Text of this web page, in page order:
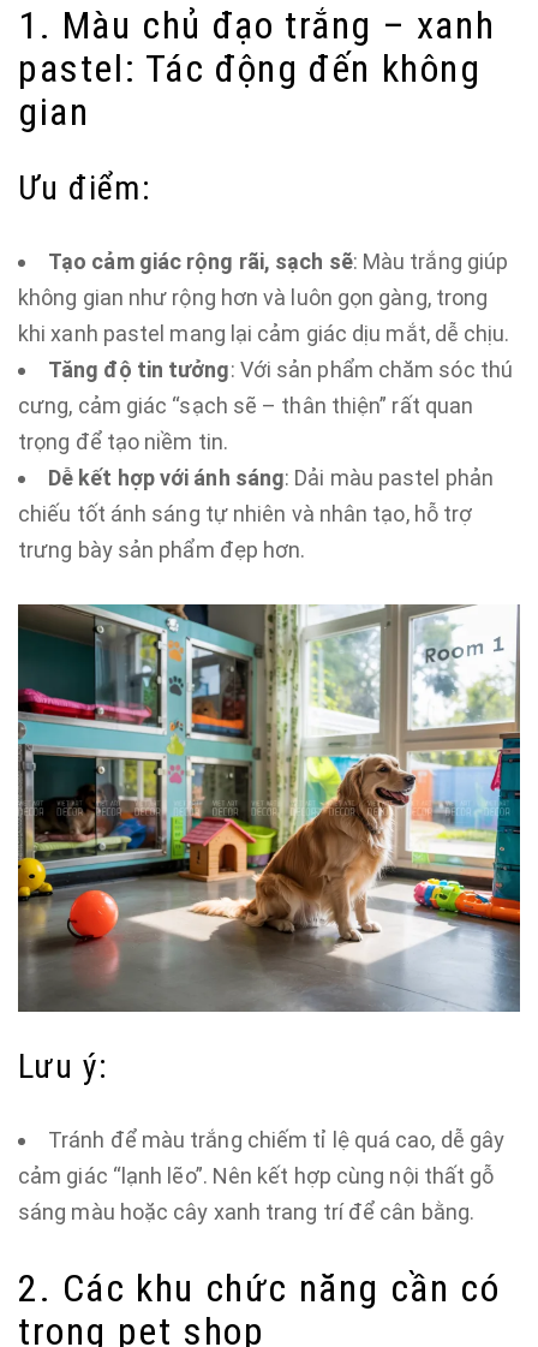
1. Màu chủ đạo trắng – xanh
pastel: Tác động đến không
gian
Ưu điểm:
Tạo cảm giác rộng rãi, sạch sẽ: Màu trắng giúp
không gian như rộng hơn và luôn gọn gàng, trong
khi xanh pastel mang lại cảm giác dịu mắt, dễ chịu.
Tăng độ tin tưởng: Với sản phẩm chăm sóc thú
cưng, cảm giác “sạch sẽ – thân thiện” rất quan
trọng để tạo niềm tin.
Dễ kết hợp với ánh sáng: Dải màu pastel phản
chiếu tốt ánh sáng tự nhiên và nhân tạo, hỗ trợ
trưng bày sản phẩm đẹp hơn.
Lưu ý:
Tránh để màu trắng chiếm tỉ lệ quá cao, dễ gây
cảm giác “lạnh lẽo”. Nên kết hợp cùng nội thất gỗ
sáng màu hoặc cây xanh trang trí để cân bằng.
2. Các khu chức năng cần có
trong pet shop